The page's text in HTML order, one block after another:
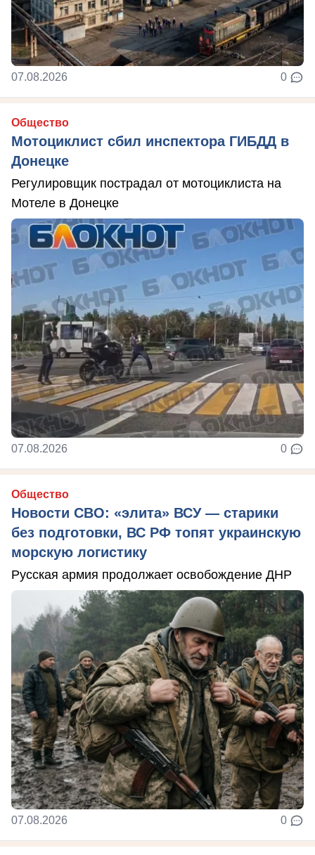
07.08.2026 0
Общество
Мотоциклист сбил инспектора ГИБДД в
Донецке
Регулировщик пострадал от мотоциклиста на
Мотеле в Донецке
07.08.2026 0
Общество
Новости СВО: «элита» ВСУ — старики
без подготовки, ВС РФ топят украинскую
морскую логистику
Русская армия продолжает освобождение ДНР
07.08.2026 0